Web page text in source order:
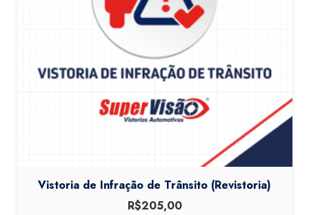
Vistoria de Infração de Trânsito (Revistoria)
R$205,00